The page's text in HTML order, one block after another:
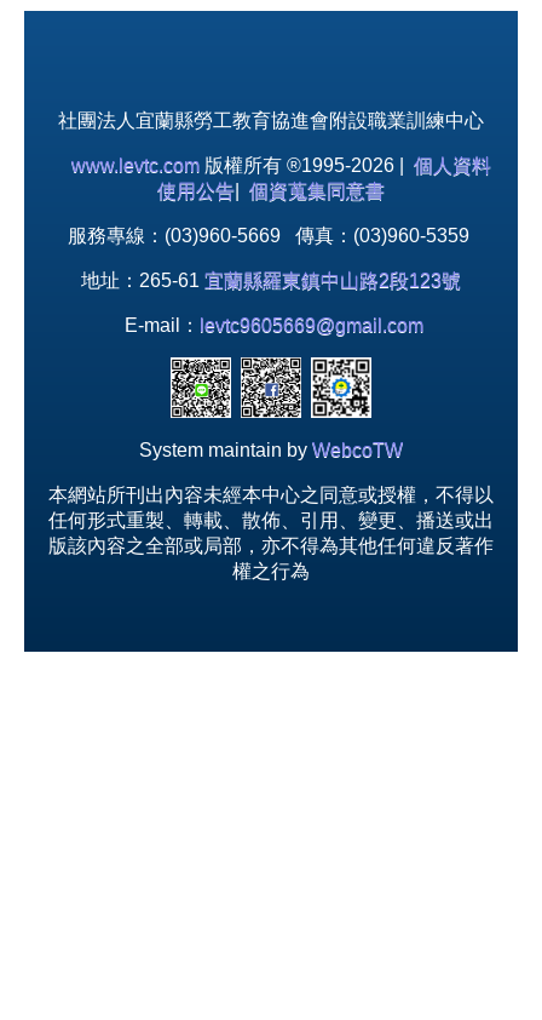
社團法人宜蘭縣勞工教育協進會附設職業訓練中心
www.levtc.com 版權所有 ®1995-2026 | 個人資料
使用公告
個資蒐集同意書
服務專線：(03)960-5669 傳真：(03)960-5359
地址：265-61 宜蘭縣羅東鎮中山路2段123號
E-mail： levtc9605669@gmail.com
System maintain by WebcoTW
本網站所刊出內容未經本中心之同意或授權，不得以
任何形式重製、轉載、散佈、引用、變更、播送或出
版該內容之全部或局部，亦不得為其他任何違反著作
權之行為